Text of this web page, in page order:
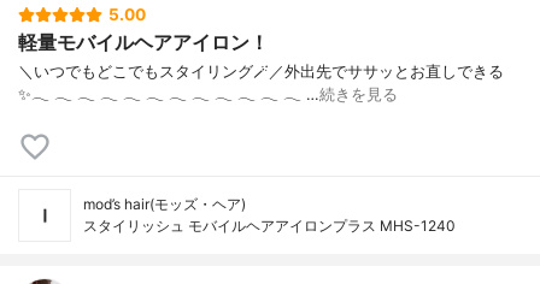
5.00
軽量モバイルヘアアイロン！
＼いつでもどこでもスタイリング🪄／外出先でササッとお直しできる
✨‪𓂃‬ ‪𓂃‬ ‪𓂃‬ ‪𓂃‬ ‪𓂃‬ ‪𓂃‬ ‪𓂃‬ ‪𓂃‬ ‪𓂃‬ ‪𓂃‬ ‪𓂃‬ ‪𓂃‬ …続きを見る
mod’s hair(モッズ・ヘア)
スタイリッシュ モバイルヘアアイロンプラス MHS-1240